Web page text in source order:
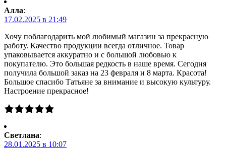
Алла:
17.02.2025 в 21:49
Хочу поблагодарить мой любимый магазин за прекрасную
работу. Качество продукции всегда отличное. Товар
упаковывается аккуратно и с большой любовью к
покупателю. Это большая редкость в наше время. Сегодня
получила большой заказ на 23 февраля и 8 марта. Красота!
Большое спасибо Татьяне за внимание и высокую культуру.
Настроение прекрасное!
Светлана:
28.01.2025 в 10:07